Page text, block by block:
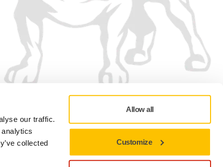
our traffic.
collected
Allow all
Customize